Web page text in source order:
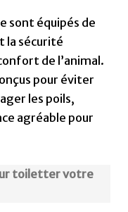
sont équipés de
la sécurité
de l’animal.
pour éviter
les poils,
agréable pour
toiletter votre